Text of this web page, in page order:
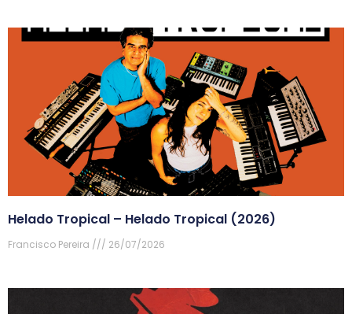
Helado Tropical – Helado Tropical (2026)
Francisco Pereira 26/07/2026